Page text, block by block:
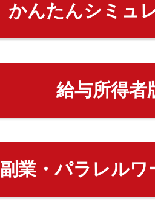
かんたんシミュ
給与所得者
副業・パラレルワ